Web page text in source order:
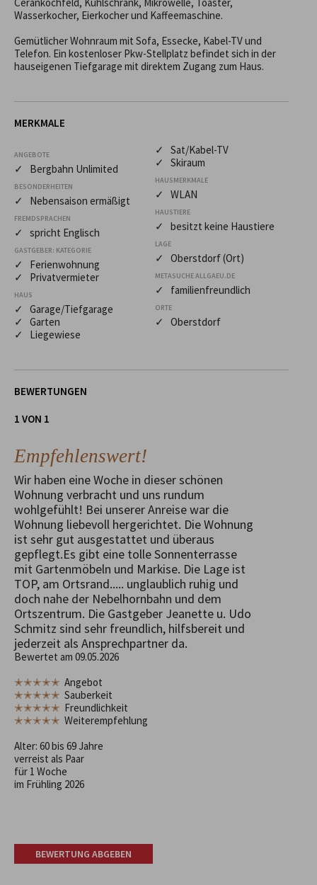
Wasserkocher, Eierkocher und Kaffeemaschine.
Gemütlicher Wohnraum mit Sofa, Essecke, Kabel-TV und
Telefon. Ein kostenloser Pkw-Stellplatz befindet sich in der
hauseigenen Tiefgarage mit direktem Zugang zum Haus.
MERKMALE
ANGEBOTE
✓ Bergbahn Unlimited
BESONDERHEITEN
✓ Nebensaison ermäßigt
FREMDSPRACHEN
✓ spricht Englisch
GASTGEBER: KATEGORIE
✓ Ferienwohnung
✓ Privatvermieter
HAUS
✓ Garage/Tiefgarage
✓ Garten
✓ Liegewiese
✓ Sat/Kabel-TV
✓ Skiraum
HAUSMERKMALE
✓ WLAN
HAUSTIERE
✓ besitzt keine Haustiere
LAGE
✓ Oberstdorf (Ort)
METASUCHE ALLGAEU.DE
✓ familienfreundlich
ORTE
✓ Oberstdorf
BEWERTUNGEN
1 VON 1
Empfehlenswert!
Wir haben eine Woche in dieser schönen
Wohnung verbracht und uns rundum
wohlgefühlt! Bei unserer Anreise war die
Wohnung liebevoll hergerichtet. Die Wohnung
ist sehr gut ausgestattet und überaus
gepflegt.Es gibt eine tolle Sonnenterrasse
mit Gartenmöbeln und Markise. Die Lage ist
TOP, am Ortsrand..... unglaublich ruhig und
doch nahe der Nebelhornbahn und dem
Ortszentrum. Die Gastgeber Jeanette u. Udo
Schmitz sind sehr freundlich, hilfsbereit und
jederzeit als Ansprechpartner da.
Bewertet am 09.05.2026
✭✭✭✭✭ Angebot
✭✭✭✭✭ Sauberkeit
✭✭✭✭✭ Freundlichkeit
✭✭✭✭✭ Weiterempfehlung
Alter: 60 bis 69 Jahre
verreist als Paar
für 1 Woche
im Frühling 2026
BEWERTUNG ABGEBEN